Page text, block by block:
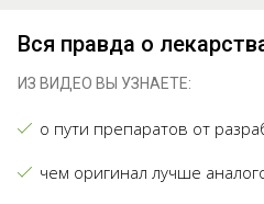
Вся правда о
ИЗ ВИДЕО ВЫ УЗНАЕТЕ:
о пути препаратов от
чем оригинал лучше